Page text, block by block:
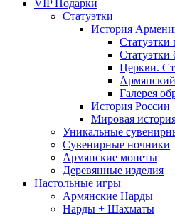
VIP Подарки
Статуэтки
История
Статуэтки
Статуэтки
Церкви.
Галерея
История России
Мировая
Уникальные
Сувенирные ночники
Армянские монеты
Деревянные изделия
Настольные игры
Армянские Нарды
Нарды + Шахматы